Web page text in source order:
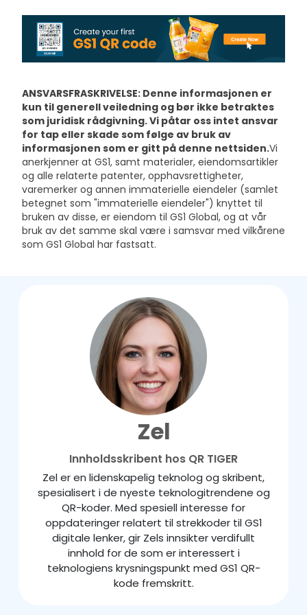
ANSVARSFRASKRIVELSE: Denne informasjonen er
kun til generell veiledning og bør ikke betraktes
som juridisk rådgivning. Vi påtar oss intet ansvar
for tap eller skade som følge av bruk av
informasjonen som er gitt på denne nettsiden.Vi
anerkjenner at GS1, samt materialer, eiendomsartikler
og alle relaterte patenter, opphavsrettigheter,
varemerker og annen immaterielle eiendeler (samlet
betegnet som "immaterielle eiendeler") knyttet til
bruken av disse, er eiendom til GS1 Global, og at vår
bruk av det samme skal være i samsvar med vilkårene
som GS1 Global har fastsatt.
Zel
Innholdsskribent hos QR TIGER
Zel er en lidenskapelig teknolog og skribent,
spesialisert i de nyeste teknologitrendene og
QR-koder. Med spesiell interesse for
oppdateringer relatert til strekkoder til GS1
digitale lenker, gir Zels innsikter verdifullt
innhold for de som er interessert i
teknologiens krysningspunkt med GS1 QR-
kode fremskritt.